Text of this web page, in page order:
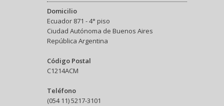
Domicilio
Ecuador 871 - 4° piso
Ciudad Autónoma de Buenos Aires
República Argentina
Código Postal
C1214ACM
Teléfono
(054 11) 5217-3101